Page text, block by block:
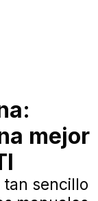
mejor
tan sencillo